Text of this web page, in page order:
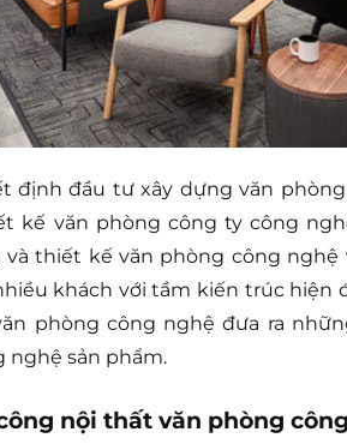
định đầu tư xây dựng văn
kế văn phòng công ty công
và thiết kế văn phòng công
khách với tầm kiến trúc hiện
phòng công nghệ đưa ra
nghệ sản phẩm.
nội thất văn phòng